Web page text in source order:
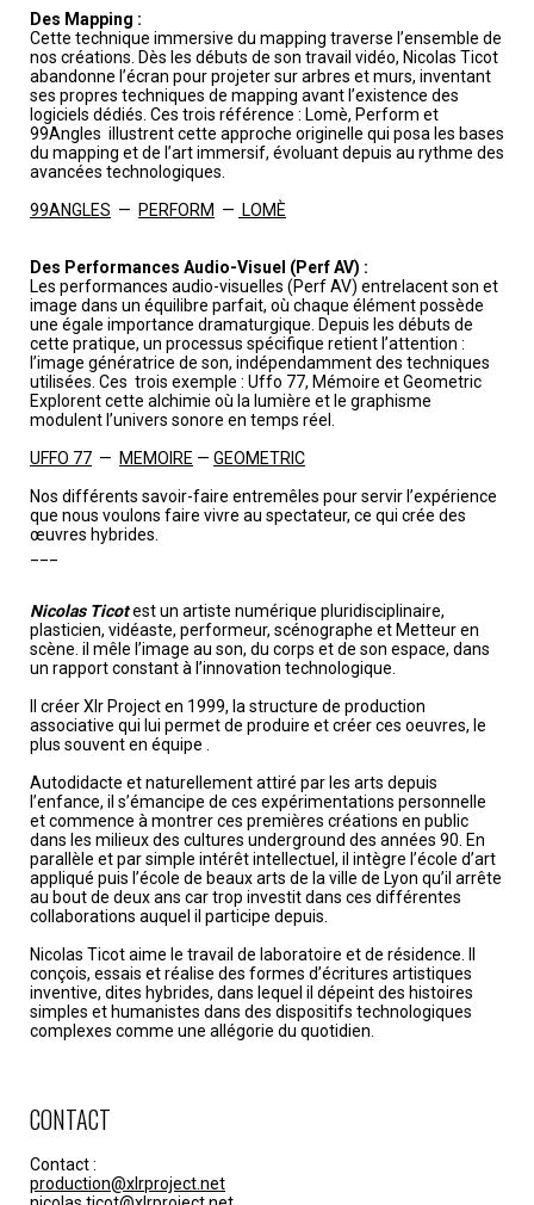
Des Mapping :
Cette technique immersive du mapping traverse l’ensemble de
nos créations. Dès les débuts de son travail vidéo, Nicolas Ticot
abandonne l’écran pour projeter sur arbres et murs, inventant
ses propres techniques de mapping avant l’existence des
logiciels dédiés. Ces trois référence : Lomè, Perform et
99Angles illustrent cette approche originelle qui posa les bases
du mapping et de l’art immersif, évoluant depuis au rythme des
avancées technologiques.
99ANGLES — PERFORM — LOMÈ
Des Performances Audio-Visuel (Perf AV) :
Les performances audio-visuelles (Perf AV) entrelacent son et
image dans un équilibre parfait, où chaque élément possède
une égale importance dramaturgique. Depuis les débuts de
cette pratique, un processus spécifique retient l’attention :
l’image génératrice de son, indépendamment des techniques
utilisées. Ces trois exemple : Uffo 77, Mémoire et Geometric
Explorent cette alchimie où la lumière et le graphisme
modulent l’univers sonore en temps réel.
UFFO 77 — MEMOIRE — GEOMETRIC
Nos différents savoir-faire entremêles pour servir l’expérience
que nous voulons faire vivre au spectateur, ce qui crée des
œuvres hybrides.
Nicolas Ticotest un artiste numérique pluridisciplinaire,
plasticien, vidéaste, performeur, scénographe et Metteur en
scène. il mêle l’image au son, du corps et de son espace, dans
un rapport constant à l’innovation technologique.
Il créer Xlr Project en 1999, la structure de production
associative qui lui permet de produire et créer ces oeuvres, le
plus souvent en équipe .
Autodidacte et naturellement attiré par les arts depuis
l’enfance, il s’émancipe de ces expérimentations personnelle
et commence à montrer ces premières créations en public
dans les milieux des cultures underground des années 90. En
parallèle et par simple intérêt intellectuel, il intègre l’école d’art
appliqué puis l’école de beaux arts de la ville de Lyon qu’il arrête
au bout de deux ans car trop investit dans ces différentes
collaborations auquel il participe depuis.
Nicolas Ticot aime le travail de laboratoire et de résidence. Il
conçois, essais et réalise des formes d’écritures artistiques
inventive, dites hybrides, dans lequel il dépeint des histoires
simples et humanistes dans des dispositifs technologiques
complexes comme une allégorie du quotidien.
CONTACT
Contact :
production@xlrproject.net